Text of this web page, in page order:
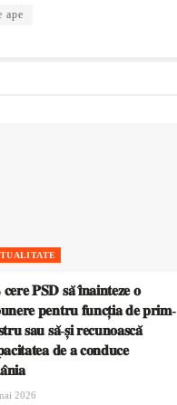
ape
𝐏𝐒𝐃 𝐬𝐚̆ 𝐢̂𝐧𝐚𝐢𝐧𝐭𝐞𝐳𝐞 𝐨
𝐩𝐞𝐧𝐭𝐫𝐮 𝐟𝐮𝐧𝐜𝐭̦𝐢𝐚 𝐝𝐞 𝐩𝐫𝐢𝐦-
𝐬𝐚𝐮 𝐬𝐚̆-𝐬̦𝐢 𝐫𝐞𝐜𝐮𝐧𝐨𝐚𝐬𝐜𝐚̆
𝐝𝐞 𝐚 𝐜𝐨𝐧𝐝𝐮𝐜𝐞
2026